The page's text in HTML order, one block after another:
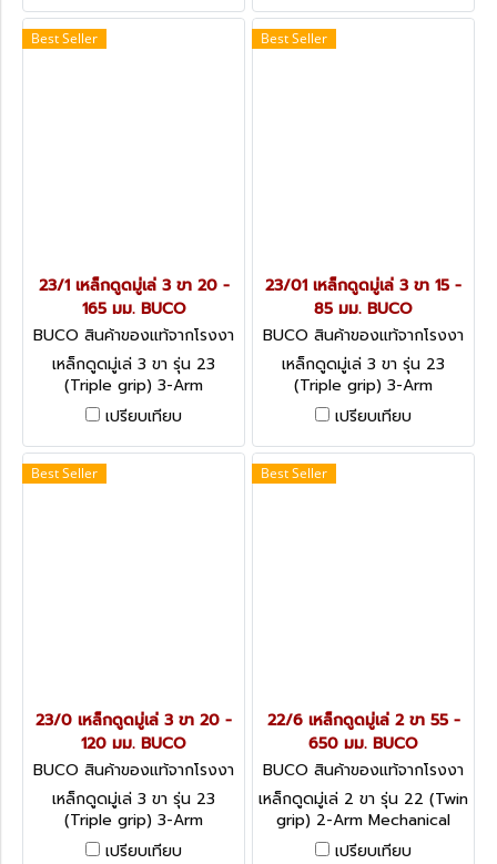
Best Seller
23/1 เหล็กดูดมู่เล่ 3 ขา 20 -
165 มม. BUCO
BUCO สินค้าของแท้จากโรงงา
นผู้ผลิต 23/1
เหล็กดูดมู่เล่ 3 ขา รุ่น 23
(Triple grip) 3-Arm
Mechanical Pullers
เปรียบเทียบ
Best Seller
23/01 เหล็กดูดมู่เล่ 3 ขา 15 -
85 มม. BUCO
BUCO สินค้าของแท้จากโรงงา
นผู้ผลิต 23/01
เหล็กดูดมู่เล่ 3 ขา รุ่น 23
(Triple grip) 3-Arm
Mechanical Pullers
เปรียบเทียบ
Best Seller
23/0 เหล็กดูดมู่เล่ 3 ขา 20 -
120 มม. BUCO
BUCO สินค้าของแท้จากโรงงา
นผู้ผลิต 23/0
เหล็กดูดมู่เล่ 3 ขา รุ่น 23
(Triple grip) 3-Arm
Mechanical Pullers
เปรียบเทียบ
Best Seller
22/6 เหล็กดูดมู่เล่ 2 ขา 55 -
650 มม. BUCO
BUCO สินค้าของแท้จากโรงงา
นผู้ผลิต 22/6
เหล็กดูดมู่เล่ 2 ขา รุ่น 22 (Twin
grip) 2-Arm Mechanical
Pullers
เปรียบเทียบ